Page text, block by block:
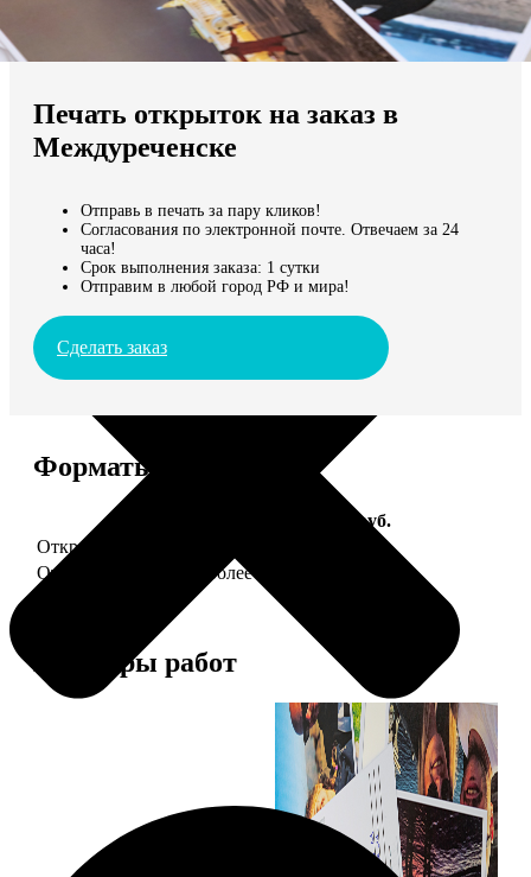
Мы доставляем по всему миру
Продолжить без города
Печать открыток на заказ в
Междуреченске
Отправь в печать за пару кликов!
Согласования по электронной почте. Отвечаем за 24
часа!
Срок выполнения заказа: 1 сутки
Отправим в любой город РФ и мира!
Сделать заказ
Форматы и цены
Цена, руб.
Открытка А5 "отправим за Вас"
Открытка А5 6 шт и более
Примеры работ